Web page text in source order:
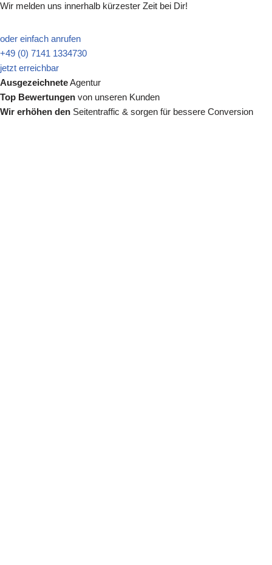
Wir melden uns innerhalb kürzester Zeit bei Dir!
oder einfach anrufen
+49 (0) 7141 1334730
jetzt erreichbar
AusgezeichneteAgentur
Top Bewertungen von unseren Kunden
Wir erhöhen den Seitentraffic & sorgen für bessere Conversion